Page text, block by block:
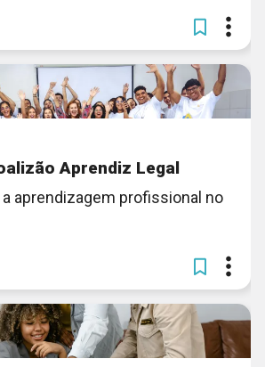
Aprendiz Legal
aprendizagem profissional no